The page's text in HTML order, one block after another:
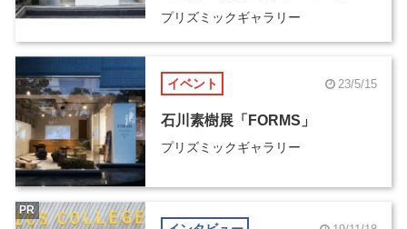
全部見せ展
プリズミックギャラリー
イベント 23/5/15
石川素樹展「FORMS」
プリズミックギャラリー
PR